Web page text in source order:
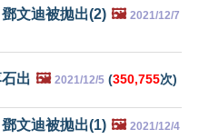
文迪被拋出(2) 🖼️ 2021/12/7
出 🖼️ 2021/12/5 (350,755次)
文迪被拋出(1) 🖼️ 2021/12/4